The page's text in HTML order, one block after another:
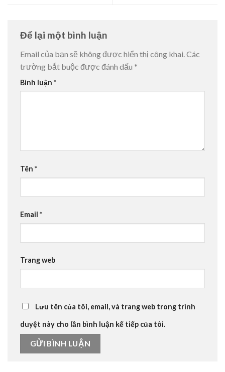
Để lại một bình luận
Email của bạn sẽ không được hiển thị công khai. Các
trường bắt buộc được đánh dấu *
Bình luận *
Tên *
Email *
Trang web
Lưu tên của tôi, email, và trang web trong trình
duyệt này cho lần bình luận kế tiếp của tôi.